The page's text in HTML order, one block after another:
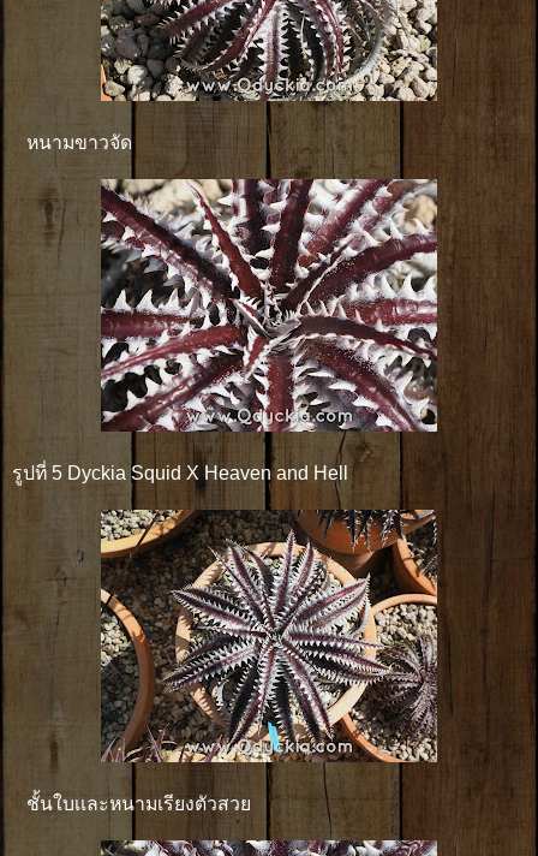
หนามขาวจัด
รูปที่ 5 Dyckia Squid X Heaven and Hell
ชั้นใบเเละหนามเรียงตัวสวย